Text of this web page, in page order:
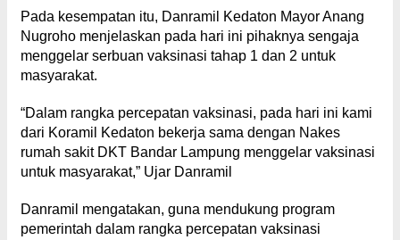
Pada kesempatan itu, Danramil Kedaton Mayor Anang
Nugroho menjelaskan pada hari ini pihaknya sengaja
menggelar serbuan vaksinasi tahap 1 dan 2 untuk
masyarakat.
“Dalam rangka percepatan vaksinasi, pada hari ini kami
dari Koramil Kedaton bekerja sama dengan Nakes
rumah sakit DKT Bandar Lampung menggelar vaksinasi
untuk masyarakat,” Ujar Danramil
Danramil mengatakan, guna mendukung program
pemerintah dalam rangka percepatan vaksinasi